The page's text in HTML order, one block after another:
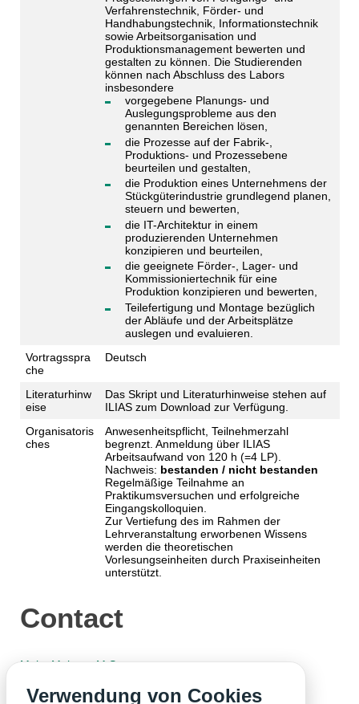
Verfahrenstechnik, Förder- und
Handhabungstechnik, Informationstechnik
sowie Arbeitsorganisation und
Produktionsmanagement bewerten und
gestalten zu können. Die Studierenden
können nach Abschluss des Labors
insbesondere
vorgegebene Planungs- und
Auslegungsprobleme aus den
genannten Bereichen lösen,
die Prozesse auf der Fabrik-,
Produktions- und Prozessebene
beurteilen und gestalten,
die Produktion eines Unternehmens der
Stückgüterindustrie grundlegend planen,
steuern und bewerten,
die IT-Architektur in einem
produzierenden Unternehmen
konzipieren und beurteilen,
die geeignete Förder-, Lager- und
Kommissioniertechnik für eine
Produktion konzipieren und bewerten,
Teilefertigung und Montage bezüglich
der Abläufe und der Arbeitsplätze
auslegen und evaluieren.
Vortragsspra
che
Deutsch
Literaturhinw
eise
Das Skript und Literaturhinweise stehen auf
ILIAS zum Download zur Verfügung.
Organisatoris
ches
Anwesenheitspflicht, Teilnehmerzahl
begrenzt. Anmeldung über ILIAS
Arbeitsaufwand von 120 h (=4 LP).
Nachweis: bestanden / nicht bestanden
Regelmäßige Teilnahme an
Praktikumsversuchen und erfolgreiche
Eingangskolloquien.
Zur Vertiefung des im Rahmen der
Lehrveranstaltung erworbenen Wissens
werden die theoretischen
Vorlesungseinheiten durch Praxiseinheiten
unterstützt.
Contact
Malte Mehner, M.Sc.
Alexander Bott, M.Sc.
Verwendung von Cookies